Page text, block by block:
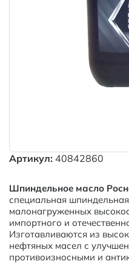
Артикул: 40842860
Шпиндельное масло
специальная
малонагруженных
импортного и
Изготавливаются из
нефтяных масел с
противоизносными и